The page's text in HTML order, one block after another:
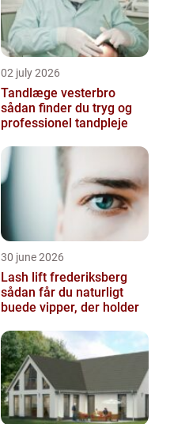
02 july 2026
Tandlæge vesterbro
sådan finder du tryg og
professionel tandpleje
30 june 2026
Lash lift frederiksberg
sådan får du naturligt
buede vipper, der holder